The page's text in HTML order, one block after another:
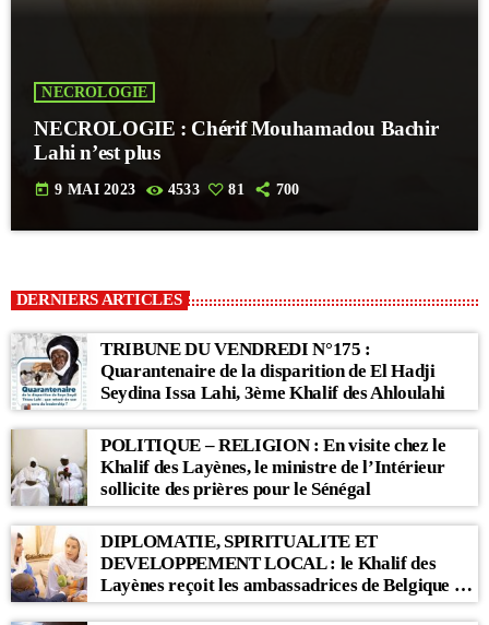
NECROLOGIE
NECROLOGIE : Chérif Mouhamadou Bachir
Lahi n’est plus
today 9 MAI 2023 4533 81 700
DERNIERS ARTICLES
TRIBUNE DU VENDREDI N°175 :
Quarantenaire de la disparition de El Hadji
Seydina Issa Lahi, 3ème Khalif des Ahloulahi
POLITIQUE – RELIGION : En visite chez le
Khalif des Layènes, le ministre de l’Intérieur
sollicite des prières pour le Sénégal
DIPLOMATIE, SPIRITUALITE ET
DEVELOPPEMENT LOCAL : le Khalif des
Layènes reçoit les ambassadrices de Belgique et
des Pays-Bas